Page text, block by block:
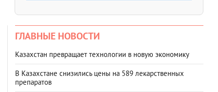
ГЛАВНЫЕ НОВОСТИ
Казахстан превращает технологии в новую экономику
В Казахстане снизились цены на 589 лекарственных
препаратов